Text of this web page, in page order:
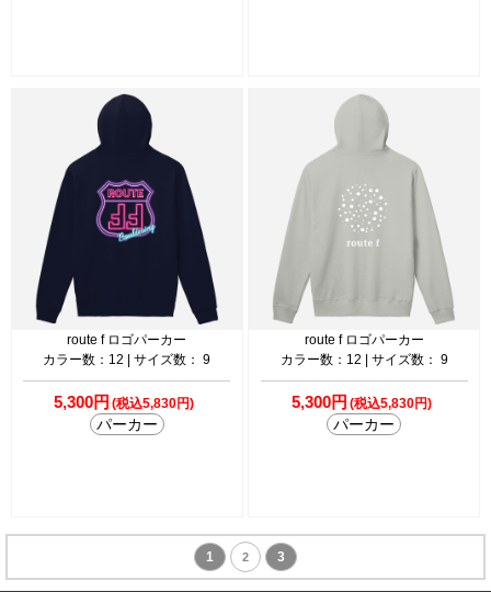
route f ロゴパーカー
カラー数：12 | サイズ数： 9
5,300円 (税込5,830円)
パーカー
route f ロゴパーカー
カラー数：12 | サイズ数： 9
5,300円 (税込5,830円)
パーカー
1 2 3